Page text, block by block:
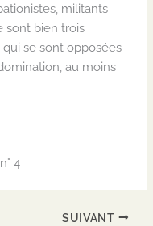
militants
sont bien trois
se sont opposées
au moins
4
SUIVANT